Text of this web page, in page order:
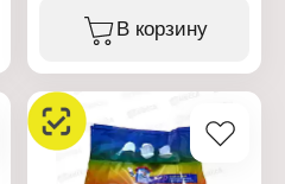
пенообразования
значительно облегчает
очищает вещи и
сохраняет яркость
красок. Средство
содержит специальные
В корзину